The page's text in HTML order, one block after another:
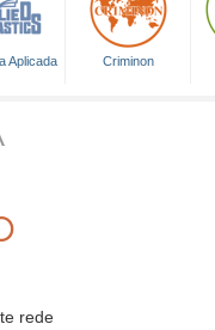
Aplicada Criminon
rede